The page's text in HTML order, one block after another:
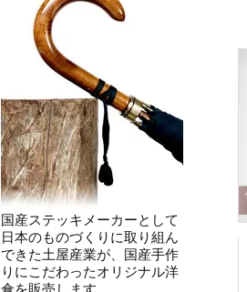
国産ステッキメーカーとして
日本のものづくりに取り組ん
できた土屋産業が、国産手作
りにこだわったオリジナル洋